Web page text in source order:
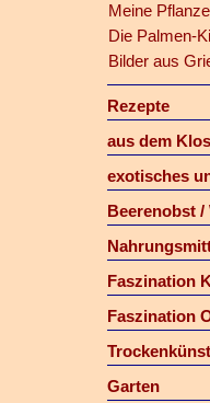
Meine
Die Palmen-
Bilder aus
Rezepte
aus dem
exotisches
Beerenobst
Faszination
Faszination
Garten